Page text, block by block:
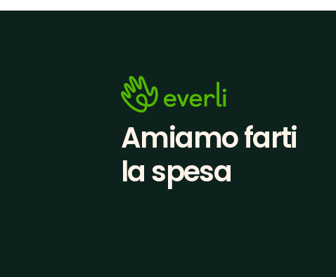
Amiamo farti
la spesa